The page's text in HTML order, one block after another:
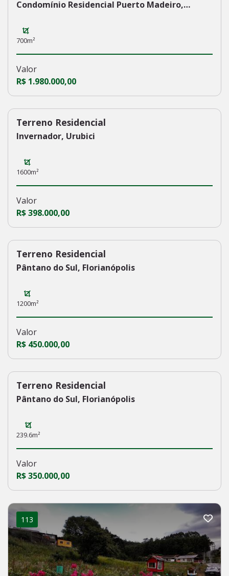
Condomínio Residencial Puerto Madeiro,
700m²
Valor
R$ 1.980.000,00
210
Terreno Residencial
Invernador, Urubici
1600m²
Valor
R$ 398.000,00
191
Terreno Residencial
Pântano do Sul, Florianópolis
1200m²
Valor
R$ 450.000,00
154
Terreno Residencial
Pântano do Sul, Florianópolis
239.6m²
Valor
R$ 350.000,00
113